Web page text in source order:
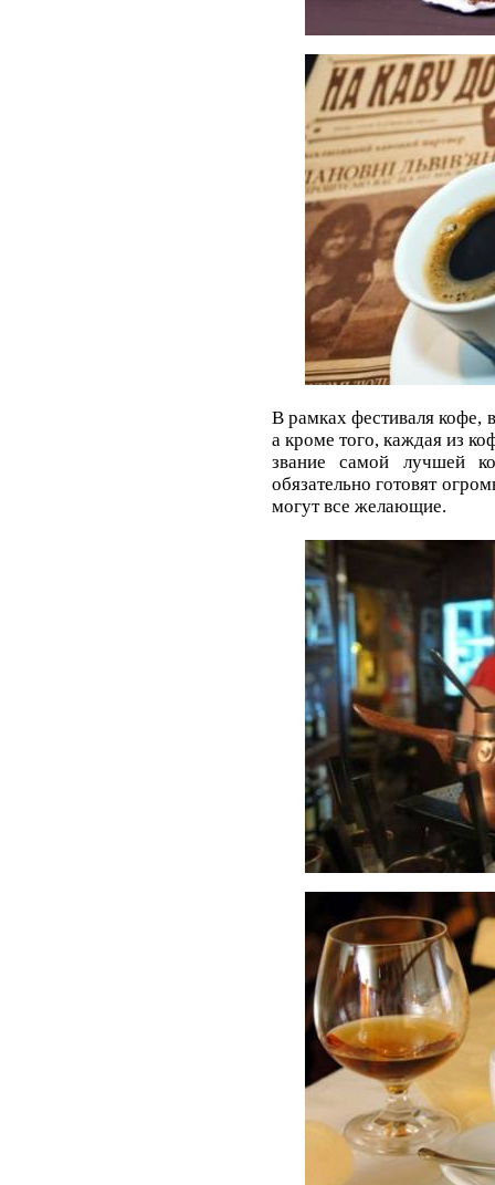
В рамках фестиваля кофе,
а кроме того, каждая из
звание самой лучшей
обязательно готовят
могут все желающие.